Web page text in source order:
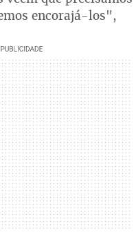
encorajá-los",